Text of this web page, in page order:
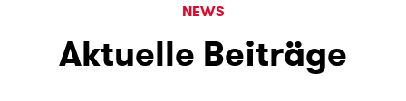
NEWS
Aktuelle Beiträge